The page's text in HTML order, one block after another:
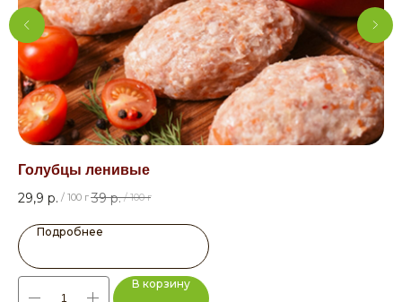
Голубцы ленивые
29,9 р. / 100 г 39 р. / 100 г
Подробнее
В корзину